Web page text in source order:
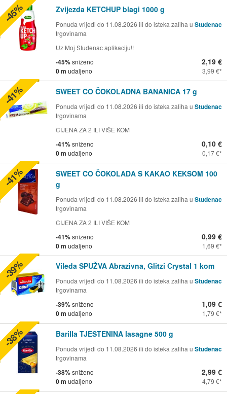
Zvijezda KETCHUP blagi 1000 g
Ponuda vrijedi do 11.08.2026 ili do isteka zaliha u Studenac
trgovinama
Uz Moj Studenac aplikaciju!!
-45%sniženo
0 m udaljeno
2,19 €
3,99 €
-45%
SWEET CO ČOKOLADNA BANANICA 17 g
Ponuda vrijedi do 11.08.2026 ili do isteka zaliha u Studenac
trgovinama
CIJENA ZA 2 ILI VIŠE KOM
-41%sniženo
0 m udaljeno
0,10 €
0,17 €
-41%
SWEET CO ČOKOLADA S KAKAO KEKSOM 100
g
Ponuda vrijedi do 11.08.2026 ili do isteka zaliha u Studenac
trgovinama
CIJENA ZA 2 ILI VIŠE KOM
-41%sniženo
0 m udaljeno
0,99 €
1,69 €
-41%
Vileda SPUŽVA Abrazivna, Glitzi Crystal 1 kom
Ponuda vrijedi do 11.08.2026 ili do isteka zaliha u Studenac
trgovinama
-39%sniženo
0 m udaljeno
1,09 €
1,79 €
-39%
Barilla TJESTENINA lasagne 500 g
Ponuda vrijedi do 11.08.2026 ili do isteka zaliha u Studenac
trgovinama
-38%sniženo
0 m udaljeno
2,99 €
4,79 €
-38%